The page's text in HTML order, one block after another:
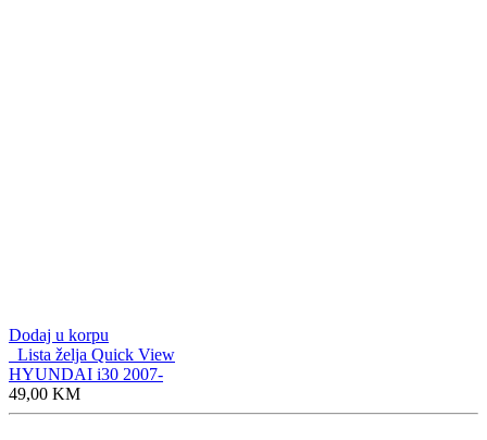
Dodaj u korpu
Lista želja Quick View
HYUNDAI i30 2007-
49,00 KM